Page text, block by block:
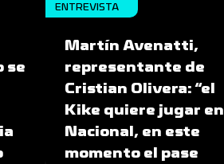
se
ENTREVISTA
Martín Avenatti,
representante de
Cristian Olivera: “el
Kike quiere jugar en
Nacional, en este
momento el pase